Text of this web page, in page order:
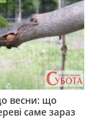
весни: що
саме зараз